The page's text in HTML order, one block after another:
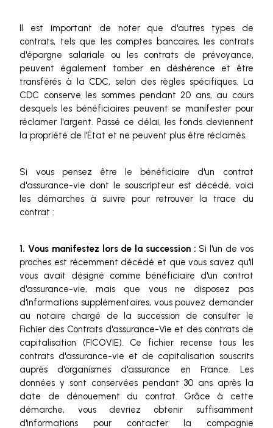
Il est important de noter que d'autres types de
contrats, tels que les comptes bancaires, les contrats
d'épargne salariale ou les contrats de prévoyance,
peuvent également tomber en déshérence et être
transférés à la CDC, selon des règles spécifiques. La
CDC conserve les sommes pendant 20 ans, au cours
desquels les bénéficiaires peuvent se manifester pour
réclamer l'argent. Passé ce délai, les fonds deviennent
la propriété de l'État et ne peuvent plus être réclamés.
Si vous pensez être le bénéficiaire d'un contrat
d'assurance-vie dont le souscripteur est décédé, voici
les démarches à suivre pour retrouver la trace du
contrat :
1. Vous manifestez lors de la succession : Si l'un de vos
proches est récemment décédé et que vous savez qu'il
vous avait désigné comme bénéficiaire d'un contrat
d'assurance-vie, mais que vous ne disposez pas
d'informations supplémentaires, vous pouvez demander
au notaire chargé de la succession de consulter le
Fichier des Contrats d'assurance-Vie et des contrats de
capitalisation (FICOVIE). Ce fichier recense tous les
contrats d'assurance-vie et de capitalisation souscrits
auprès d'organismes d'assurance en France. Les
données y sont conservées pendant 30 ans après la
date de dénouement du contrat. Grâce à cette
démarche, vous devriez obtenir suffisamment
d'informations pour contacter la compagnie